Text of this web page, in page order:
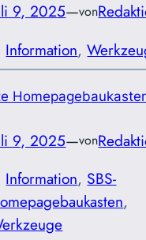
9, 2025—von
Information,
9, 2025—von
Information, SBS-